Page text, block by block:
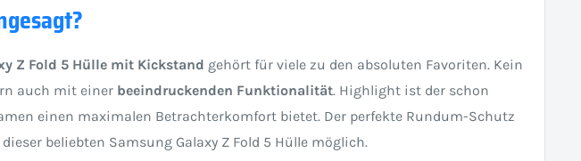
Z Fold 5 Hülle mit Kickstand gehört für viele zu den absoluten Favoriten. Kein
auch mit einer beeindruckenden Funktionalität. Highlight ist der schon
einen maximalen Betrachterkomfort bietet. Der perfekte Rundum-Schutz
beliebten Samsung Galaxy Z Fold 5 Hülle möglich.